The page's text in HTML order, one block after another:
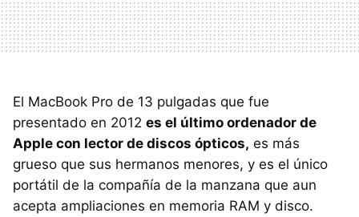
El MacBook Pro de 13 pulgadas que fue
presentado en 2012 es el último ordenador de
Apple con lector de discos ópticos, es más
grueso que sus hermanos menores, y es el único
portátil de la compañía de la manzana que aun
acepta ampliaciones en memoria RAM y disco.